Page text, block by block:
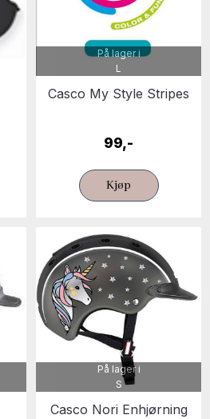
På lager i
L
Casco My Style Stripes
99,-
Kjøp
På lager i
S
Casco Nori Enhjørning